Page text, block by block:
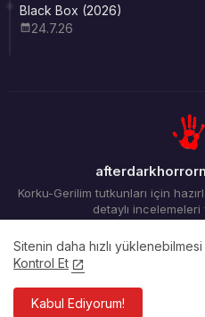
Black Box (2026)
24.7.26
Korku-Gerilim tutkunları için
detaylı incelemeleri
Tüm Hakları
Sitenin daha hızlı
Kontrol Et
Kabul Ediyorum!